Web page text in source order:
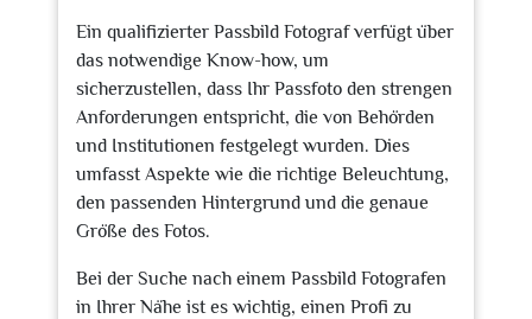
Ein qualifizierter Passbild Fotograf verfügt über
das notwendige Know-how, um
sicherzustellen, dass Ihr Passfoto den strengen
Anforderungen entspricht, die von Behörden
und Institutionen festgelegt wurden. Dies
umfasst Aspekte wie die richtige Beleuchtung,
den passenden Hintergrund und die genaue
Größe des Fotos.
Bei der Suche nach einem Passbild Fotografen
in Ihrer Nähe ist es wichtig, einen Profi zu